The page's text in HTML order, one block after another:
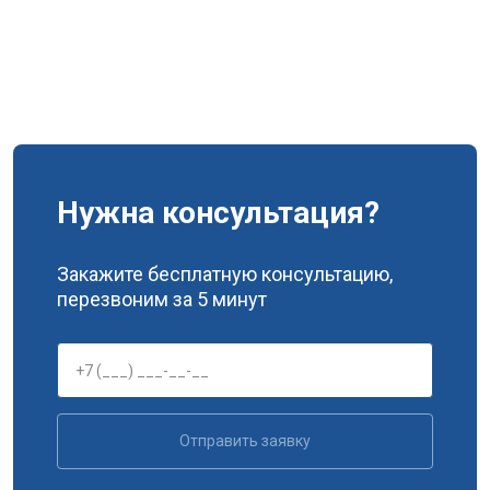
Нужна консультация?
Закажите бесплатную консультацию,
перезвоним за 5 минут
Отправить заявку